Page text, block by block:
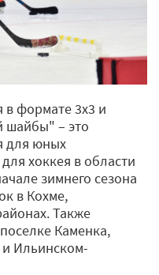
в формате 3х3 и
шайбы" – это
для юных
хоккея в области
зимнего сезона
в Кохме,
Также
Каменка,
и Ильинском-